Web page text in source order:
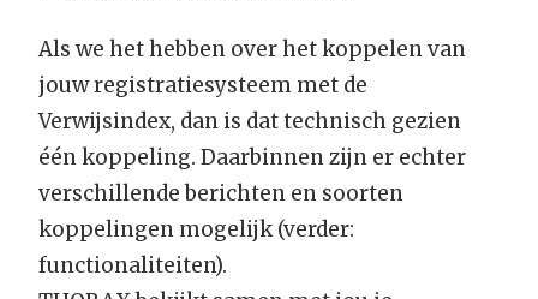
Als we het hebben over het koppelen van
jouw registratiesysteem met de
Verwijsindex, dan is dat technisch gezien
één koppeling. Daarbinnen zijn er echter
verschillende berichten en soorten
koppelingen mogelijk (verder:
functionaliteiten).